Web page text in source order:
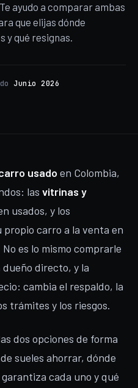
ayudo a comparar ambas
que elijas dónde
y qué resignas.
Junio 2026
usado en Colombia,
las vitrinas y
usados, y los
propio carro a la venta en
es lo mismo comprarle
directo, y la
cambia el respaldo, la
trámites y los riesgos.
dos opciones de forma
sueles ahorrar, dónde
cada uno y qué